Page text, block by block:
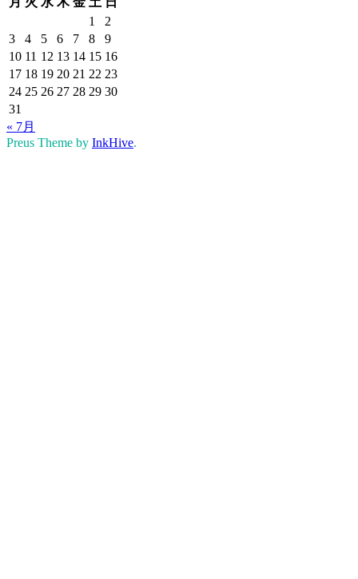
1
2
3
4 5 6 7 8
9
10 11 12 13 14 15 16
17 18 19 20 21 22 23
24 25 26 27 28 29 30
31
« 7月
Preus Theme by InkHive.